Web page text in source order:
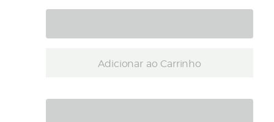
Adicionar ao Carrinho